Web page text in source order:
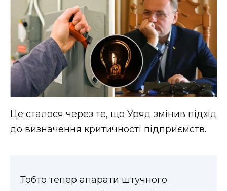
НОВИНИ ЗАХІДНОЇ УКРАЇНИ
ФОТО
ВІДЕО
Це сталося через те, що Уряд змінив підхід
до визначення критичності підприємств.
Тобто тепер апарати штучного